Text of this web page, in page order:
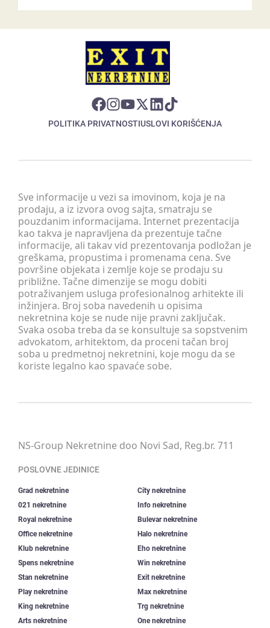
POLITIKA PRIVATNOSTIUSLOVI KORIŠĆENJA
Sve informacije u vezi sa imovinom, koja je na
prodaju, a iz izvora ovog sajta, smatraju se
pouzdanim informacijama. Internet prezentacija
kao takva je napravljena da prezentuje tačne
informacije, ali takav vid prezentovanja podložan je
greškama, propustima i promenama cena. Sve
površine objekata i zemlje koje se prodaju su
približne. Tačne dimenzije se mogu dobiti
potraživanjem usluga profesionalnog arhitekte ili
inžinjera. Broj soba navedenih u opisima
nekretnina koje se nude nije pravni zaključak.
Svaka osoba treba da se konsultuje sa sopstvenim
advokatom, arhitektom, da proceni tačan broj
soba u predmetnoj nekretnini, koje mogu da se
koriste legalno kao spavaće sobe.
NS-Group Nekretnine doo Novi Sad, Reg.br. 711
POSLOVNE JEDINICE
Grad nekretnine
City nekretnine
021 nekretnine
Info nekretnine
Royal nekretnine
Bulevar nekretnine
Office nekretnine
Halo nekretnine
Klub nekretnine
Eho nekretnine
Spens nekretnine
Win nekretnine
Stan nekretnine
Exit nekretnine
Play nekretnine
Max nekretnine
King nekretnine
Trg nekretnine
Arts nekretnine
One nekretnine